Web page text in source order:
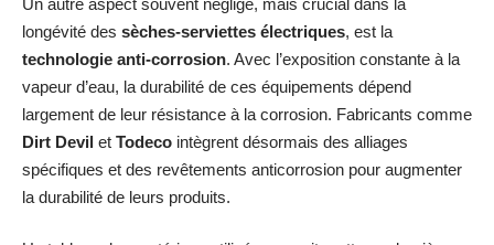
longévité des sèches-serviettes électriques, est la
technologie anti-corrosion. Avec l’exposition constante à la
vapeur d’eau, la durabilité de ces équipements dépend
largement de leur résistance à la corrosion. Fabricants comme
Dirt Devil et Todeco intègrent désormais des alliages
spécifiques et des revêtements anticorrosion pour augmenter
la durabilité de leurs produits.